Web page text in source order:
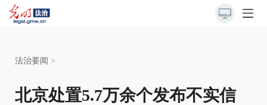
法治要闻 >
北京处置5.7万余个发布不实信